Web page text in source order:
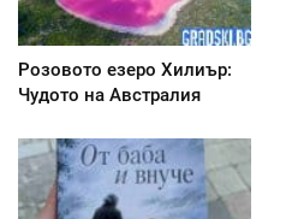
Розовото езеро Хилиър:
Чудото на Австралия